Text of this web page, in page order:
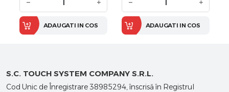
− +
ADAUGATI IN COS
− +
ADAUGATI IN COS
S.C. TOUCH SYSTEM COMPANY S.R.L.
Cod Unic de Înregistrare 38985294, înscrisă în Registrul